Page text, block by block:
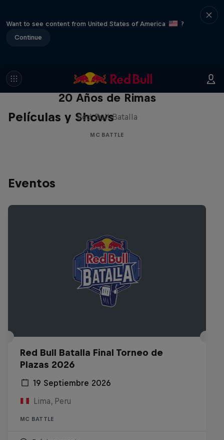
Want to see content from United States of America
?
Continue
Películas y Shows
Red Bull Batalla Nueva Historia:
20 Años de Rimas
Red Bull Batalla
MC BATTLE
Eventos
Red Bull Batalla Final Torneo de
Plazas 2026
19 Septiembre 2026
Lima, Peru
MC BATTLE